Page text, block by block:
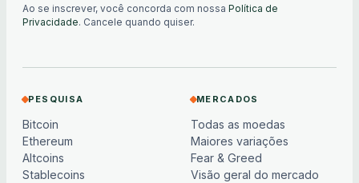
Ao se inscrever, você concorda com nossa Política de
Privacidade. Cancele quando quiser.
PESQUISA
Bitcoin
Ethereum
Altcoins
Stablecoins
MERCADOS
Todas as moedas
Maiores variações
Fear & Greed
Visão geral do mercado